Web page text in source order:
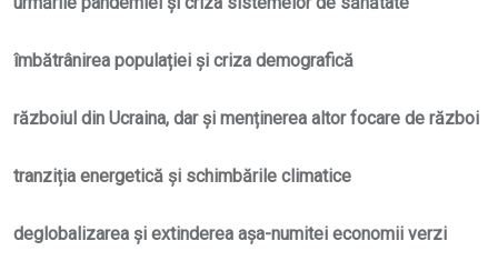
îmbătrânirea populației și criza demografică
războiul din Ucraina, dar și menținerea altor focare de război
tranziția energetică și schimbările climatice
deglobalizarea și extinderea așa-numitei economii verzi